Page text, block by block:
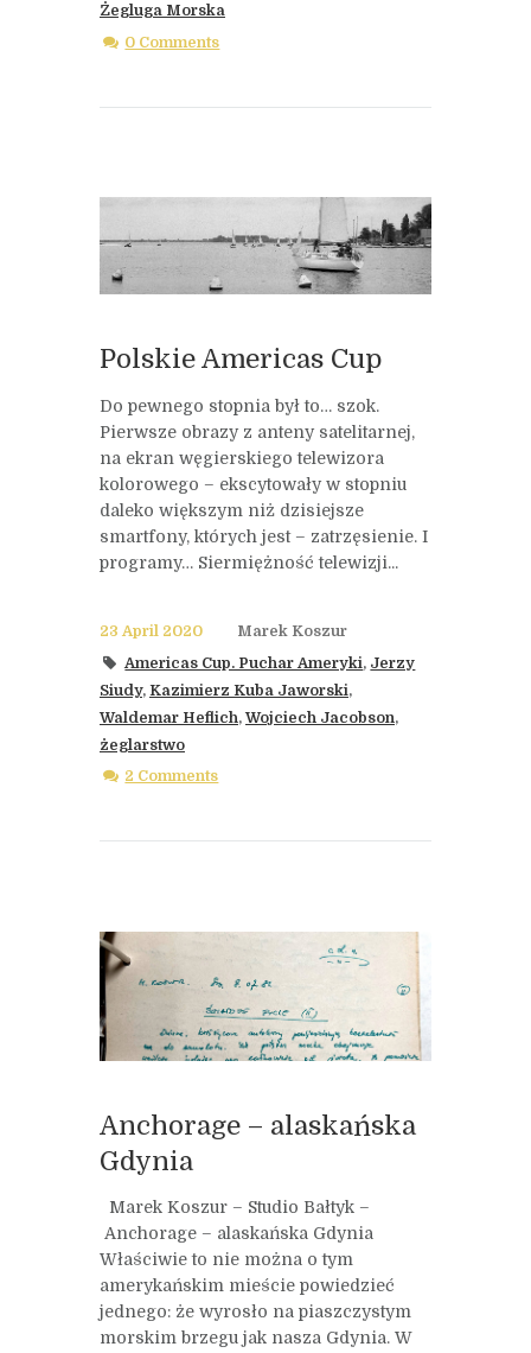
Żegluga Morska
0 Comments
Polskie Americas Cup
Do pewnego stopnia był to… szok.
Pierwsze obrazy z anteny satelitarnej,
na ekran węgierskiego telewizora
kolorowego – ekscytowały w stopniu
daleko większym niż dzisiejsze
smartfony, których jest – zatrzęsienie. I
programy… Siermiężność telewizji...
23 April 2020
Marek Koszur
Americas Cup. Puchar Ameryki, Jerzy
Siudy, Kazimierz Kuba Jaworski,
Waldemar Heflich, Wojciech Jacobson,
żeglarstwo
2 Comments
Anchorage – alaskańska
Gdynia
Marek Koszur – Studio Bałtyk –
Anchorage – alaskańska Gdynia
Właściwie to nie można o tym
amerykańskim mieście powiedzieć
jednego: że wyrosło na piaszczystym
morskim brzegu jak nasza Gdynia. W